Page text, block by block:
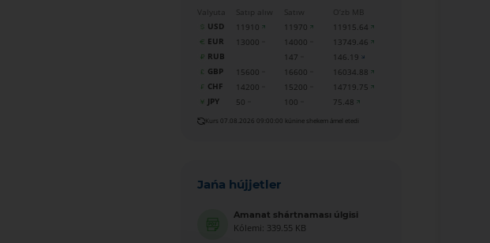
Valyuta Satıp alıw Satıw
O‘zb MB
USD
11910 11970
11915.64
EUR
13000 14000
13749.46
RUB
147
146.19
GBP
15600 16600
16034.88
CHF
14200 15200
14719.75
JPY
50 100 75.48
Kurs 07.08.2026 09:00:00 kúnine shekem ámel etedi
Jańa hújjetler
Amanat shártnaması úlgisi
Kólemi: 339.55 KB